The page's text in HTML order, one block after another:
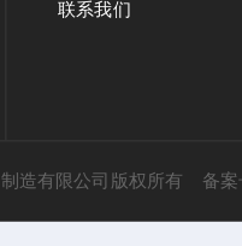
联系我们
造有限公司版权所有 备